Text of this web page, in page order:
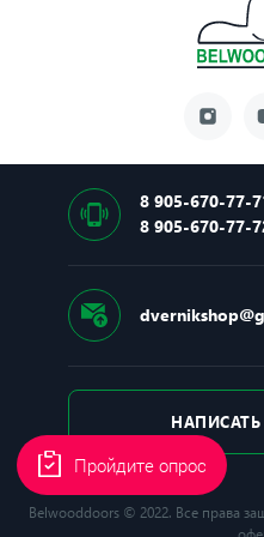
Толщина полотна: 105 мм
Глубина короба: 177 мм
Основной замок: Kale
Тип основного замка:
Производитель замка:
Основной цилиндр: Kale,
8 905-670-77-
8 905-670-77-
Belwooddoors © 2022. Все права
Пройдите опрос